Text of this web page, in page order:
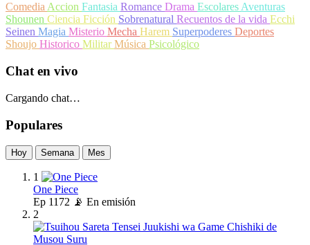
ComediaAccion Fantasia Romance Drama EscolaresAventuras
Shounen Ciencia Ficción Sobrenatural Recuentos de la vida Ecchi
Seinen Magia Misterio Mecha Harem Superpoderes Deportes
Shoujo Historico MilitarMúsica Psicológico
Chat en vivo
Cargando chat…
Populares
Hoy Semana Mes
1
One Piece
Ep 1172 📡 En emisión
2